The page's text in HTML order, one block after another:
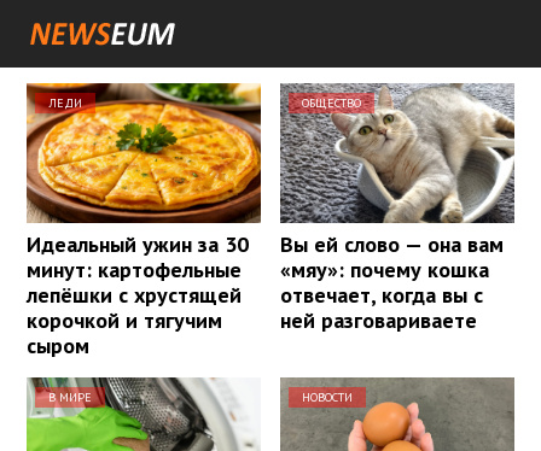
ЛЕДИ
Идеальный ужин за 30
минут: картофельные
лепёшки с хрустящей
корочкой и тягучим
сыром
ОБЩЕСТВО
Вы ей слово — она вам
«мяу»: почему кошка
отвечает, когда вы с
ней разговариваете
В МИРЕ НОВОСТИ